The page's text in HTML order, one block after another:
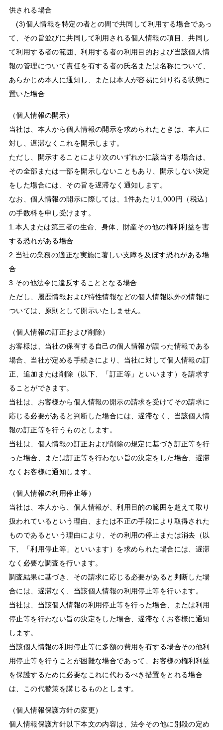
供される場合
(3)個人情報を特定の者との間で共同して利用する場合であっ
て、その旨並びに共同して利用される個人情報の項目、共同し
て利用する者の範囲、利用する者の利用目的および当該個人情
報の管理について責任を有する者の氏名または名称について、
あらかじめ本人に通知し、または本人が容易に知り得る状態に
置いた場合
（個人情報の開示）
当社は、本人から個人情報の開示を求められたときは、本人に
対し、遅滞なくこれを開示します。
ただし、開示することにより次のいずれかに該当する場合は、
その全部または一部を開示しないこともあり、開示しない決定
をした場合には、その旨を遅滞なく通知します。
なお、個人情報の開示に際しては、1件あたり1,000円（税込）
の手数料を申し受けます。
1.本人または第三者の生命、身体、財産その他の権利利益を害
する恐れがある場合
2.当社の業務の適正な実施に著しい支障を及ぼす恐れがある場
合
3.その他法令に違反することとなる場合
ただし、履歴情報および特性情報などの個人情報以外の情報に
ついては、原則として開示いたしません。
（個人情報の訂正および削除）
お客様は、当社の保有する自己の個人情報が誤った情報である
場合、当社が定める手続きにより、当社に対して個人情報の訂
正、追加または削除（以下、「訂正等」といいます）を請求す
ることができます。
当社は、お客様から個人情報の開示の請求を受けてその請求に
応じる必要があると判断した場合には、遅滞なく、当該個人情
報の訂正等を行うものとします。
当社は、個人情報の訂正および削除の規定に基づき訂正等を行
った場合、または訂正等を行わない旨の決定をした場合、遅滞
なくお客様に通知します。
（個人情報の利用停止等）
当社は、本人から、個人情報が、利用目的の範囲を超えて取り
扱われているという理由、または不正の手段により取得された
ものであるという理由により、その利用の停止または消去（以
下、「利用停止等」といいます）を求められた場合には、遅滞
なく必要な調査を行います。
調査結果に基づき、その請求に応じる必要があると判断した場
合には、遅滞なく、当該個人情報の利用停止等を行います。
当社は、当該個人情報の利用停止等を行った場合、または利用
停止等を行わない旨の決定をした場合、遅滞なくお客様に通知
します。
当該個人情報の利用停止等に多額の費用を有する場合その他利
用停止等を行うことが困難な場合であって、お客様の権利利益
を保護するために必要なこれに代わるべき措置をとれる場合
は、この代替策を講じるものとします。
（個人情報保護方針の変更）
個人情報保護方針以下本文の内容は、法令その他に別段の定め